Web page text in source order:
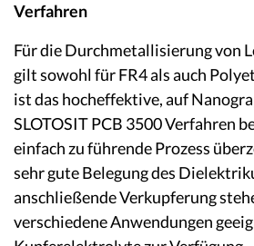
Verfahren
Für die Durchmetallisierung von
gilt sowohl für FR4 als auch
ist das hocheffektive, auf
SLOTOSIT PCB 3500 Verfahren
einfach zu führende Prozess
sehr gute Belegung des
anschließende Verkupferung
verschiedene Anwendungen